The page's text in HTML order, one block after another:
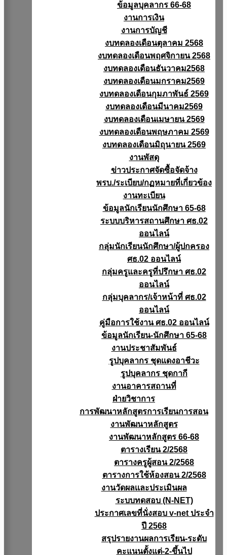
ข้อมูลบุคลากร 66-68
งานการเงิน
งานการบัญชี
งบทดลองเดือนตุลาคม 2568
งบทดลองเดือนพฤศจิกายน 2568
งบทดลองเดือนธันวาคม2568
งบทดลองเดือนมกราคม2569
งบทดลองเดือนกุมภาพันธ์ 2569
งบทดลองเดือนมีนาคม2569
งบทดลองเดือนเมษายน 2569
งบทดลองเดือนพฤษภาคม 2569
งบทดลองเดือนมิถุนายน 2569
งานพัสดุ
ข่าวประกาศจัดซื้อจัดจ้าง
พรบ./ระเบียบ/กฏหมายที่เกี่ยวข้อง
งานทะเบียน
ข้อมูลนักเรียนนักศึกษา 65-68
ระบบบริหารสถานศึกษา ศธ.02
ออนไลน์
กลุ่มนักเรียนนักศึกษา/ผู้ปกครอง
ศธ.02 ออนไลน์
กลุ่มครูและครูที่ปรึกษา ศธ.02
ออนไลน์
กลุ่มบุคลากร/เจ้าหน้าที่ ศธ.02
ออนไลน์
คู่มือการใช้งาน ศธ.02 ออนไลน์
ข้อมูลนักเรียน-นักศึกษา 65-68
งานประชาสัมพันธ์
รูปบุคลากร ชุดแดงอาชีวะ
รูปบุคลากร ชุดกากี
งานอาคารสถานที่
ฝ่ายวิชาการ
การพัฒนาหลักสูตรการเรียนการสอน
งานพัฒนาหลักสูตร
งานพัฒนาหลักสูตร 66-68
ตารางเรียน 2/2568
ตารางครูผู้สอน 2/2568
ตารางการใช้ห้องสอน 2/2568
งานวัดผลเเละประเมินผล
ระบบทดสอบ (N-NET)
ประกาศเลขที่นั่งสอบ v-net ประจำ
ปี 2568
สรุปรายงานผลการเรียน-ระดับ
คะแนนตั้งแต่-2-ขึ้นไป